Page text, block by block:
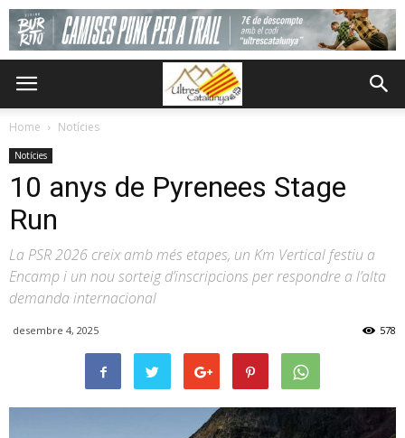
Home Notícies
Notícies
10 anys de Pyrenees Stage
Run
La PSR 2026 creix amb més etapes, un Km Vertical festiu a
Encamp i un nou sorteig d’inscripcions per respondre a l’alta
demanda internacional
desembre 4, 2025 578